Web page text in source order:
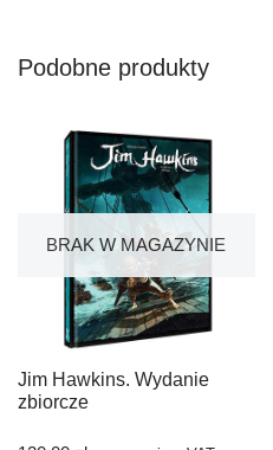
Podobne produkty
BRAK W MAGAZYNIE
Jim Hawkins. Wydanie
zbiorcze